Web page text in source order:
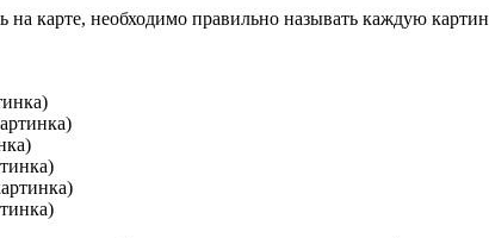
на карте, необходимо правильно называть каждую